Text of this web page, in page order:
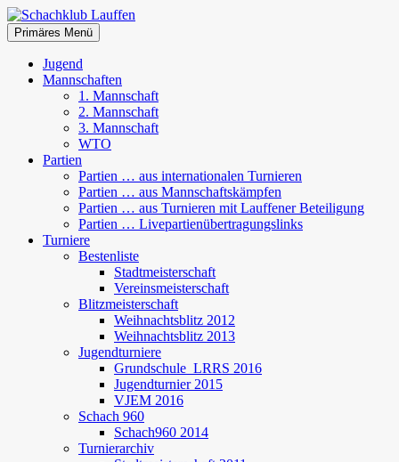
Zum
Inhalt
springen
Schachklub Lauffen
Suchen
Primäres Menü
Jugend
Mannschaften
1. Mannschaft
2. Mannschaft
3. Mannschaft
WTO
Partien
Partien … aus internationalen Turnieren
Partien … aus Mannschaftskämpfen
Partien … aus Turnieren mit Lauffener Beteiligung
Partien … Livepartienübertragungslinks
Turniere
Bestenliste
Stadtmeisterschaft
Vereinsmeisterschaft
Blitzmeisterschaft
Weihnachtsblitz 2012
Weihnachtsblitz 2013
Jugendturniere
Grundschule_LRRS 2016
Jugendturnier 2015
VJEM 2016
Schach 960
Schach960 2014
Turnierarchiv